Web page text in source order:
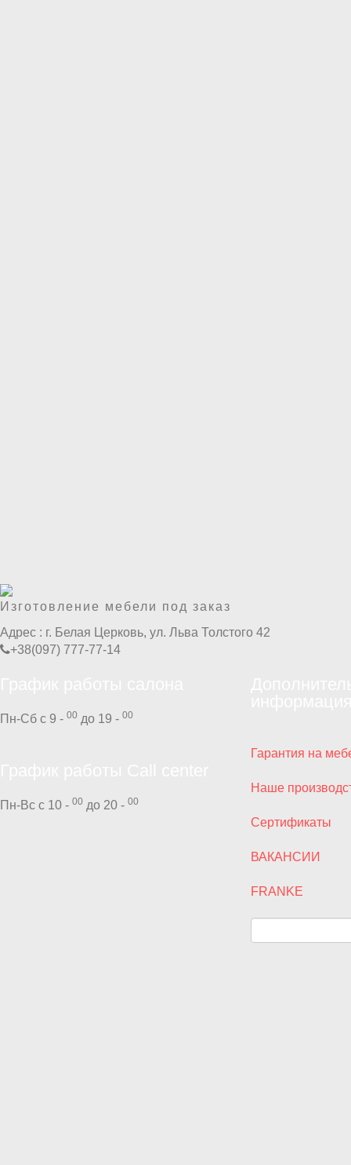
Изготовление мебели под заказ
Адрес : г. Белая Церковь, ул. Льва Толстого 42
+38(097) 777-77-14
Пн-Сб с 9 - 00 до 19 - 00
Пн-Вс с 10 - 00 до 20 - 00
Гарантия на
Наше
Сертификаты
ВАКАНСИИ
FRANKE